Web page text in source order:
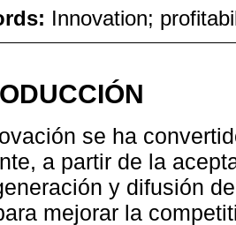
Innovation;
se ha
a partir de la
y difusión
mejorar la